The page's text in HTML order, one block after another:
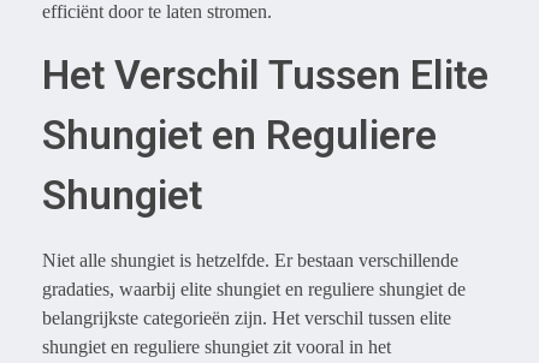
efficiënt door te laten stromen.
Het Verschil Tussen Elite
Shungiet en Reguliere
Shungiet
Niet alle shungiet is hetzelfde. Er bestaan verschillende
gradaties, waarbij elite shungiet en reguliere shungiet de
belangrijkste categorieën zijn. Het verschil tussen elite
shungiet en reguliere shungiet zit vooral in het